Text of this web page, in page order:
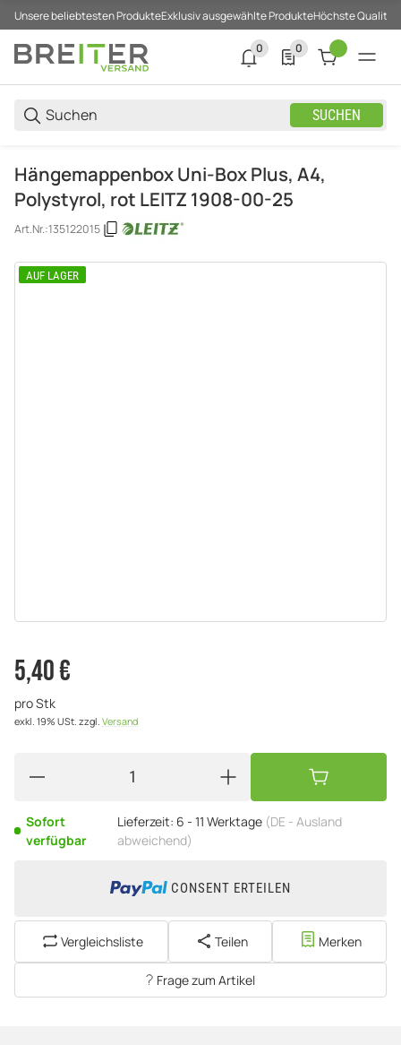
Unsere beliebtesten ProdukteExklusiv ausgewählte ProdukteHöchste Qualität
SUCHEN
0
0 neue Notifizierungen
0
0 Produkte in der
Hängemappenbox Uni-Box Plus, A4,
Polystyrol, rot LEITZ 1908-00-25
Art.Nr.:135122015
AUF LAGER
5,40 €
pro Stk
exkl. 19% USt. zzgl. Versand
Sofort
verfügbar
Lieferzeit: 6 - 11 Werktage (DE - Ausland
abweichend)
CONSENT ERTEILEN
Vergleichsliste Teilen Merken
Frage zum Artikel